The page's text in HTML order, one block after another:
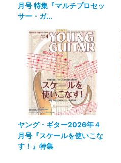
月号 特集『マルチプロセッ
サー・ガ...
ヤング・ギター2026年４
月号『スケールを使いこな
す！』特集